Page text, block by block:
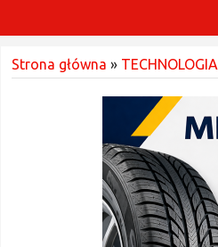
Strona główna » TECHNOLOGIA